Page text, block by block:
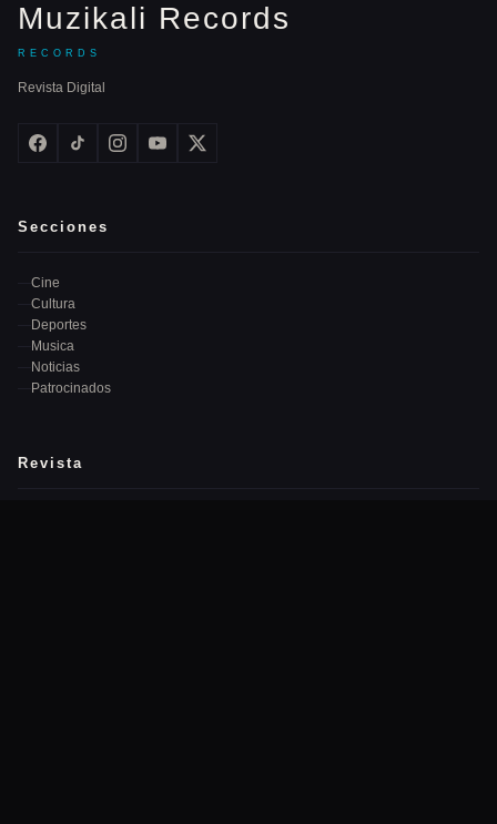
Muzikali Records
RECORDS
Revista Digital
Secciones
Cine
Cultura
Deportes
Musica
Noticias
Patrocinados
Revista